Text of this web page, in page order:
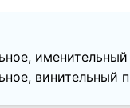
именительный
винительный